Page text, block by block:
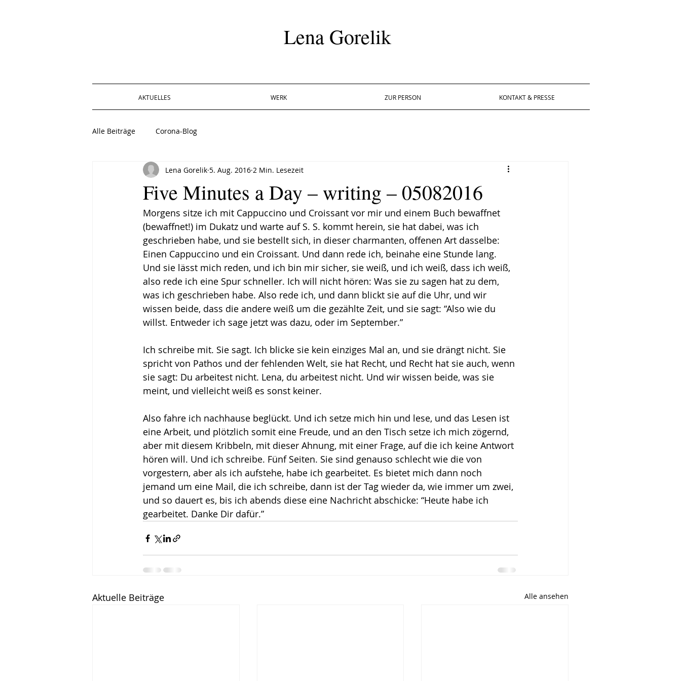
Lena Gorelik
AKTUELLES WERK ZUR PERSON KONTAKT & PRESSE
Alle Beiträge Corona-Blog
Five Minutes a Day – writing – 05082016
Lena Gorelik 5. Aug. 2016 2 Min. Lesezeit
Morgens sitze ich mit Cappuccino und Croissant vor mir und einem Buch bewaffnet
(bewaffnet!) im Dukatz und warte auf S. S. kommt herein, sie hat dabei, was ich
geschrieben habe, und sie bestellt sich, in dieser charmanten, offenen Art dasselbe:
Einen Cappuccino und ein Croissant. Und dann rede ich, beinahe eine Stunde lang.
Und sie lässt mich reden, und ich bin mir sicher, sie weiß, und ich weiß, dass ich weiß,
also rede ich eine Spur schneller. Ich will nicht hören: Was sie zu sagen hat zu dem,
was ich geschrieben habe. Also rede ich, und dann blickt sie auf die Uhr, und wir
wissen beide, dass die andere weiß um die gezählte Zeit, und sie sagt: “Also wie du
willst. Entweder ich sage jetzt was dazu, oder im September.”
Ich schreibe mit. Sie sagt. Ich blicke sie kein einziges Mal an, und sie drängt nicht. Sie
spricht von Pathos und der fehlenden Welt, sie hat Recht, und Recht hat sie auch, wenn
sie sagt: Du arbeitest nicht. Lena, du arbeitest nicht. Und wir wissen beide, was sie
meint, und vielleicht weiß es sonst keiner.
Also fahre ich nachhause beglückt. Und ich setze mich hin und lese, und das Lesen ist
eine Arbeit, und plötzlich somit eine Freude, und an den Tisch setze ich mich zögernd,
aber mit diesem Kribbeln, mit dieser Ahnung, mit einer Frage, auf die ich keine Antwort
hören will. Und ich schreibe. Fünf Seiten. Sie sind genauso schlecht wie die von
vorgestern, aber als ich aufstehe, habe ich gearbeitet. Es bietet mich dann noch
jemand um eine Mail, die ich schreibe, dann ist der Tag wieder da, wie immer um zwei,
und so dauert es, bis ich abends diese eine Nachricht abschicke: “Heute habe ich
gearbeitet. Danke Dir dafür.”
Aktuelle Beiträge Alle ansehen